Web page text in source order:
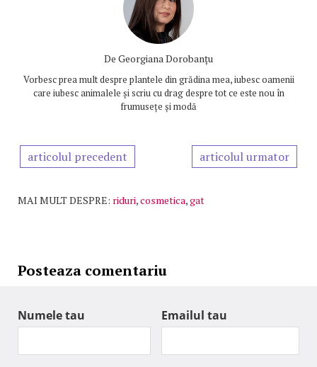
De Georgiana Dorobanțu
Vorbesc prea mult despre plantele din grădina mea, iubesc oamenii
care iubesc animalele și scriu cu drag despre tot ce este nou în
frumusețe și modă
articolul precedent articolul urmator
MAI MULT DESPRE: riduri,cosmetica,gat
Posteaza comentariu
Numele tau Emailul tau